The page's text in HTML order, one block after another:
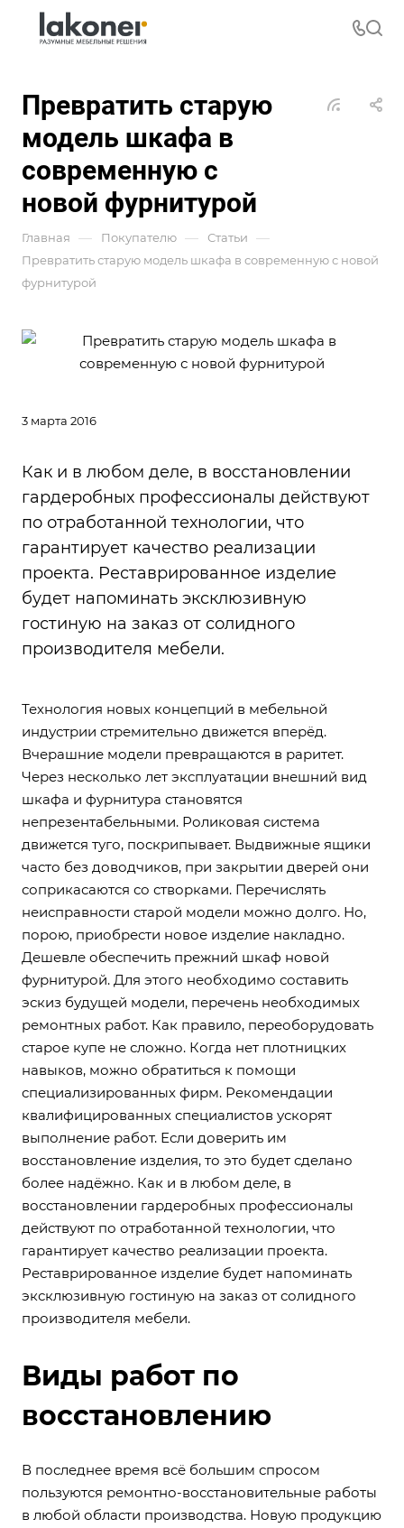
Превратить старую
модель шкафа в
современную с
новой фурнитурой
Главная — Покупателю — Статьи —
Превратить старую модель шкафа в современную с новой
фурнитурой
3 марта 2016
Как и в любом деле, в восстановлении
гардеробных профессионалы действуют
по отработанной технологии, что
гарантирует качество реализации
проекта. Реставрированное изделие
будет напоминать эксклюзивную
гостиную на заказ от солидного
производителя мебели.
Технология новых концепций в мебельной
индустрии стремительно движется вперёд.
Вчерашние модели превращаются в раритет.
Через несколько лет эксплуатации внешний вид
шкафа и фурнитура становятся
непрезентабельными. Роликовая система
движется туго, поскрипывает. Выдвижные ящики
часто без доводчиков, при закрытии дверей они
соприкасаются со створками. Перечислять
неисправности старой модели можно долго. Но,
порою, приобрести новое изделие накладно.
Дешевле обеспечить прежний шкаф новой
фурнитурой. Для этого необходимо составить
эскиз будущей модели, перечень необходимых
ремонтных работ. Как правило, переоборудовать
старое купе не сложно. Когда нет плотницких
навыков, можно обратиться к помощи
специализированных фирм. Рекомендации
квалифицированных специалистов ускорят
выполнение работ. Если доверить им
восстановление изделия, то это будет сделано
более надёжно. Как и в любом деле, в
восстановлении гардеробных профессионалы
действуют по отработанной технологии, что
гарантирует качество реализации проекта.
Реставрированное изделие будет напоминать
эксклюзивную гостиную на заказ от солидного
производителя мебели.
Виды работ по
восстановлению
В последнее время всё большим спросом
пользуются ремонтно-восстановительные работы
в любой области производства. Новую продукцию